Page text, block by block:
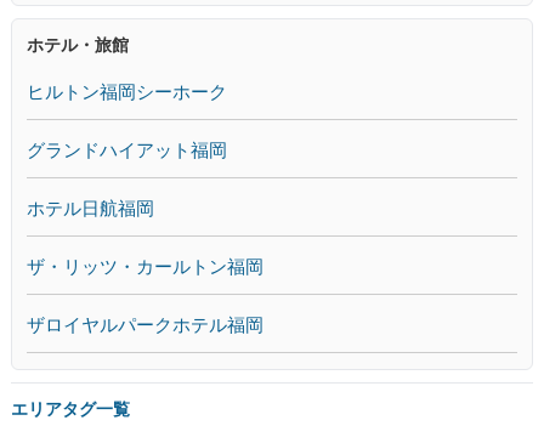
ホテル・旅館
ヒルトン福岡シーホーク
グランドハイアット福岡
ホテル日航福岡
ザ・リッツ・カールトン福岡
ザロイヤルパークホテル福岡
エリアタグ一覧